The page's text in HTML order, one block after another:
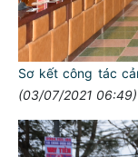
Sơ kết công tác
(03/07/2021 06:49)